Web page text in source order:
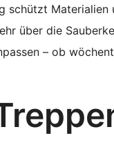
schützt Materialien
über die
– ob